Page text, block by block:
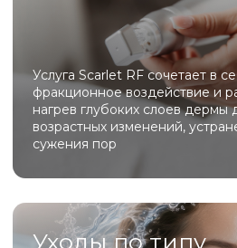
с 10-летним опытом